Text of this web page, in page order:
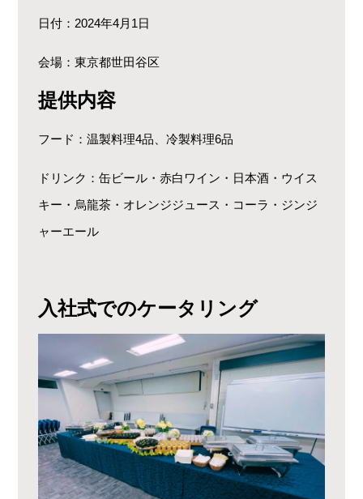
日付：2024年4月1日
会場：東京都世田谷区
提供内容
フード：温製料理4品、冷製料理6品
ドリンク：缶ビール・赤白ワイン・日本酒・ウイス
キー・烏龍茶・オレンジジュース・コーラ・ジンジ
ャーエール
入社式でのケータリング